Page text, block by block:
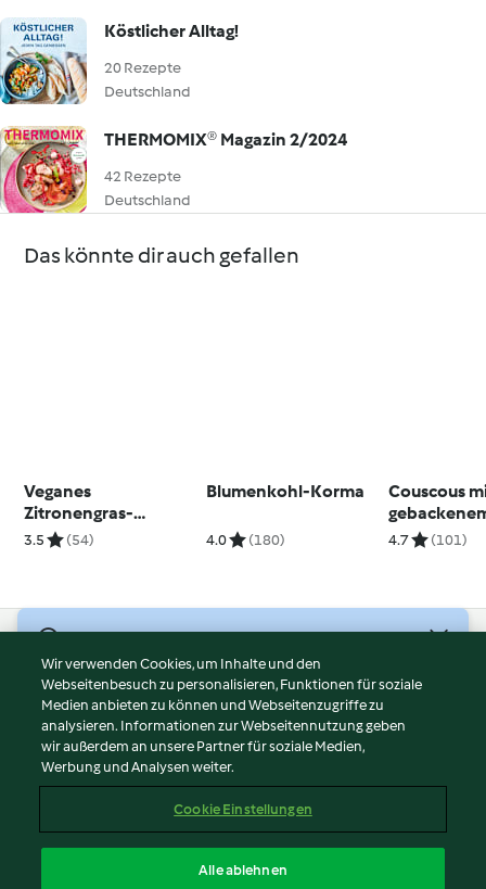
Köstlicher Alltag!
20 Rezepte
Deutschland
THERMOMIX® Magazin 2/2024
42 Rezepte
Deutschland
Das könnte dir auch gefallen
Veganes
Zitronengras-
Süßkartoffel-Curry
3.5 (54)
Blumenkohl-Korma
4.0 (180)
Couscous
und Tahin-
4.7 (101)
Nutzungsbedingungen
Datenschutzrichtlinien
Disclaimer
Impressum
Inhalt melden
Wir verwenden Cookies, um Inhalte und den
Webseitenbesuch zu personalisieren, Funktionen für soziale
Medien anbieten zu können und Webseitenzugriffe zu
analysieren. Informationen zur Webseitennutzung geben
wir außerdem an unsere Partner für soziale Medien,
Werbung und Analysen weiter.
Cookie Einstellungen
Alle ablehnen